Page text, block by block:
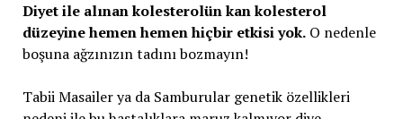
Diyet ile alınan kolesterolün kan kolesterol
düzeyine hemen hemen hiçbir etkisi yok.O nedenle
boşuna ağzınızın tadını bozmayın!
Tabii Masailer ya da Samburular genetik özellikleri